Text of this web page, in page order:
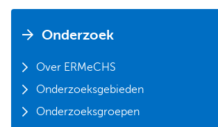
Onderzoek
Over ERMeCHS
Onderzoeksgebieden
Onderzoeksgroepen